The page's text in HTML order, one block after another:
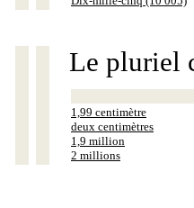
Le pluriel
1,99 centimètre
deux centimètres
1,9 million
2 millions